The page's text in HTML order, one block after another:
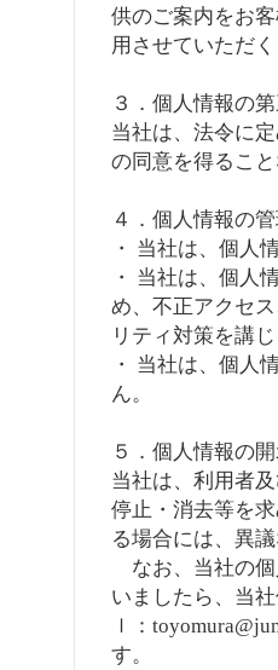
供のご案内をお
用させていただ
３．個人情報の
当社は、法令に
の同意を得るこ
４．個人情報の
・ 当社は、個人
・ 当社は、個人
め、不正アクセ
リティ対策を講
・ 当社は、個人
ん。
５．個人情報の
当社は、利用者
停止・消去等を
る場合には、異
なお、当社の個
いましたら、当
ｌ：
す。